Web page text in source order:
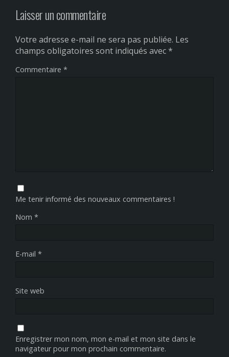
Laisser un commentaire
Votre adresse e-mail ne sera pas publiée. Les
champs obligatoires sont indiqués avec*
Commentaire *
Me tenir informé des nouveaux commentaires !
Nom *
E-mail *
Site web
Enregistrer mon nom, mon e-mail et mon site dans le
navigateur pour mon prochain commentaire.